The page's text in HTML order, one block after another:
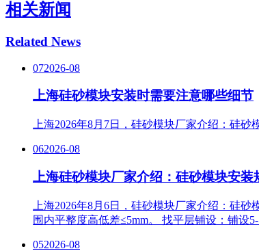
相关新闻
Related News
072026-08
上海硅砂模块安装时需要注意哪些细节
上海2026年8月7日，硅砂模块厂家介绍：硅
062026-08
上海硅砂模块厂家介绍：硅砂模块安装
上海2026年8月6日，硅砂模块厂家介绍：硅
围内平整度高低差≤5mm。 找平层铺设‌：铺设
052026-08